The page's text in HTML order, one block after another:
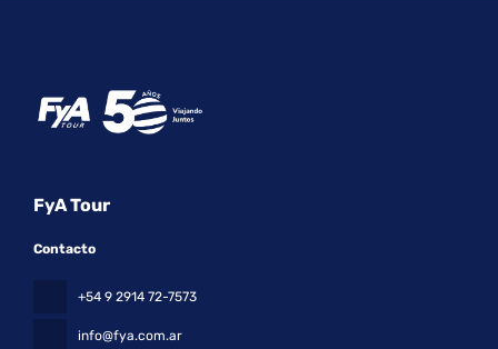
FyA Tour
Contacto
+54 9 2914 72-7573
info@fya.com.ar